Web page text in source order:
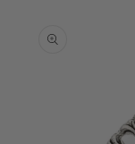
información